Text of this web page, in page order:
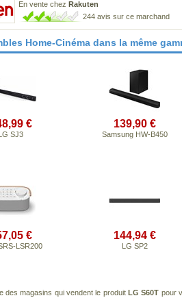
En vente chez Rakuten
244 avis sur ce marchand
Home-Cinéma dans la même
€
SJ3
139,90 €
Samsung HW-B450
€
LSR200
144,94 €
LG SP2
des magasins qui vendent le produitLG S60T pour